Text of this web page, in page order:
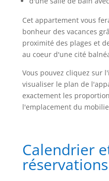
Cet appartement vous
bonheur des vacances
proximité des plages et
au coeur d'une cité
Vous pouvez cliquez sur
visualiser le plan de
exactement les
l'emplacement du
Calendrier
réservations